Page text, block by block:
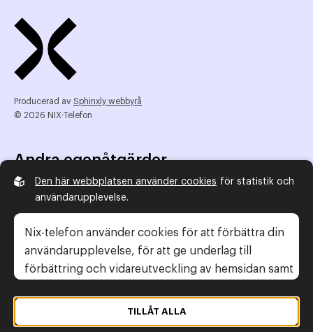
Producerad av Sphinxly webbyrå
© 2026 NIX-Telefon
Andra egenåtgärder
NIX Telefon
NIX addresserat
Reklamombudsmannen
Konsumentverket
Legal information
Gör anmälan
Den här webbplatsen använder cookies för statistik och
användarupplevelse.
Nix-telefon använder cookies för att förbättra din
användarupplevelse, för att ge underlag till
förbättring och vidareutveckling av hemsidan samt
TILLÅT ALLA